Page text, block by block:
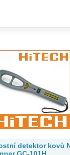
detektor kovů